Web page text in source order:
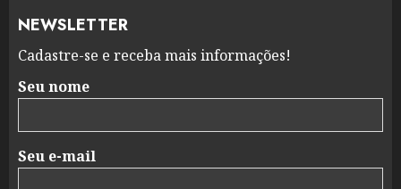
NEWSLETTER
Cadastre-se e receba mais informações!
Seu nome
Seu e-mail